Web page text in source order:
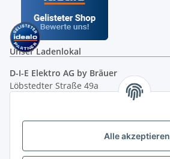
Alle akzeptieren
Unser Ladenlokal
D-I-E Elektro AG by Bräuer
Löbstedter Straße 49a
( siehe Google-Maps )
Öffnungszeiten:
10.00 - 18.00 Uhr